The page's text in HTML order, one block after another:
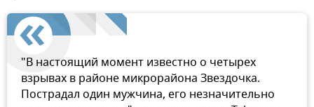
"В настоящий момент известно о четырех
взрывах в районе микрорайона Звездочка.
Пострадал один мужчина, его незначительно